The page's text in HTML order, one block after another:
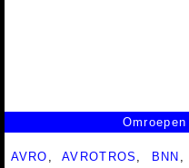
Omroepen
AVRO ,AVROTROS , BNN ,